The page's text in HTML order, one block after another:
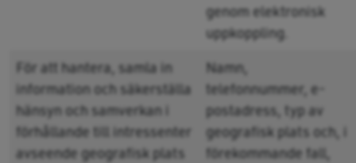
genom elektronisk
uppkoppling.
För att hantera, samla in
information och säkerställa
hänsyn och samverkan i
förhållande till intressenter
avseende geografisk plats
Namn,
telefonnummer, e-
postadress, typ av
geografisk plats och, i
förekommande fall,